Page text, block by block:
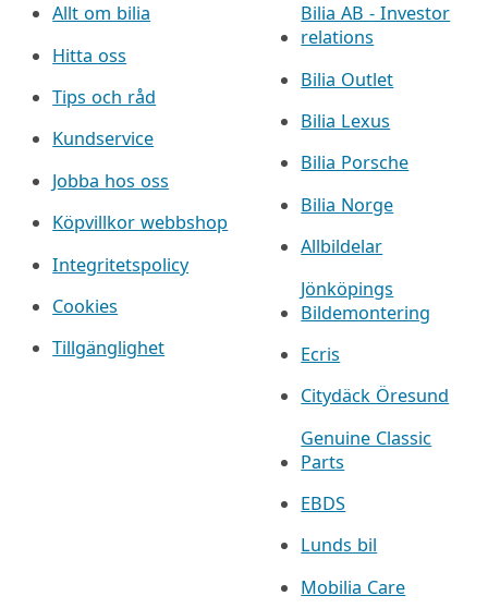
Allt om bilia
Hitta oss
Tips och råd
Kundservice
Jobba hos oss
Köpvillkor webbshop
Integritetspolicy
Cookies
Tillgänglighet
Bilia AB - Investor
relations
Bilia Outlet
Bilia Lexus
Bilia Porsche
Bilia Norge
Allbildelar
Jönköpings
Bildemontering
Ecris
Citydäck Öresund
Genuine Classic
Parts
EBDS
Lunds bil
Mobilia Care